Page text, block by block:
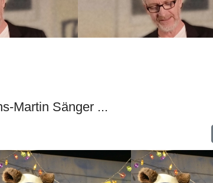
Martin Sänger ...